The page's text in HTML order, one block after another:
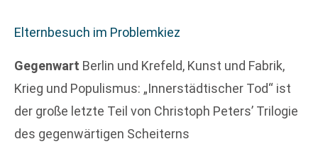
Elternbesuch im Problemkiez
Gegenwart Berlin und Krefeld, Kunst und Fabrik,
Krieg und Populismus: „Innerstädtischer Tod“ ist
der große letzte Teil von Christoph Peters’ Trilogie
des gegenwärtigen Scheiterns